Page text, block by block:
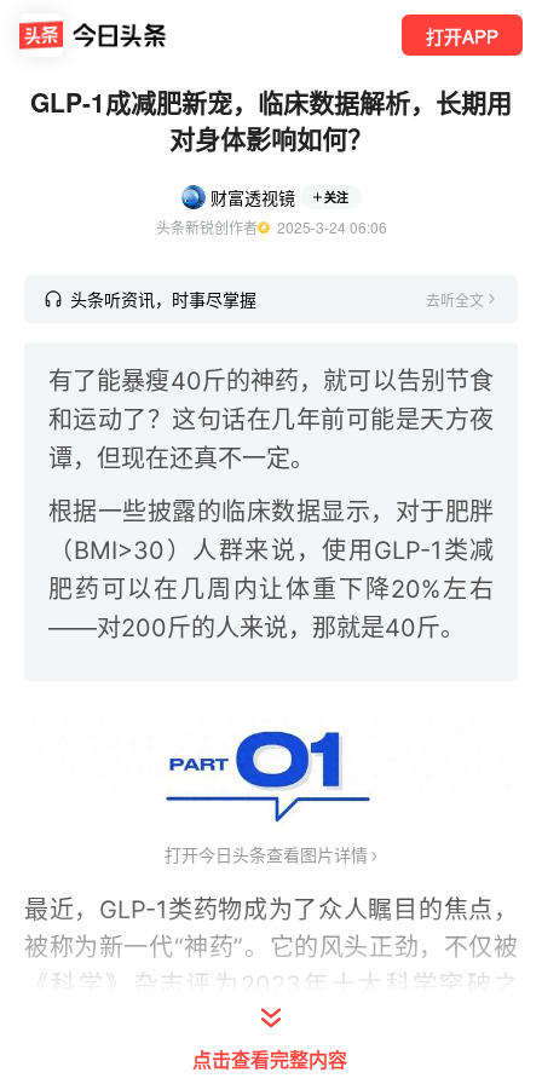
打开APP
GLP-1成减肥新宠，临床数据解析，长期用
对身体影响如何？
财富透视镜 关注
头条新锐创作者
  2025-3-24 06:06
头条听资讯，时事尽掌握 去听全文
有了能暴瘦40斤的神药，就可以告别节食
和运动了？这句话在几年前可能是天方夜
谭，但现在还真不一定。
根据一些披露的临床数据显示，对于肥胖
（BMI>30）人群来说，使用GLP-1类减
肥药可以在几周内让体重下降20%左右
——对200斤的人来说，那就是40斤。
打开今日头条查看图片详情
最近，GLP-1类药物成为了众人瞩目的焦点，
被称为新一代“神药”。它的风头正劲，不仅被
《科学》杂志评为2023年十大科学突破之
一，还在市场上掀起了波澜，多家药企纷纷推
点击查看完整内容